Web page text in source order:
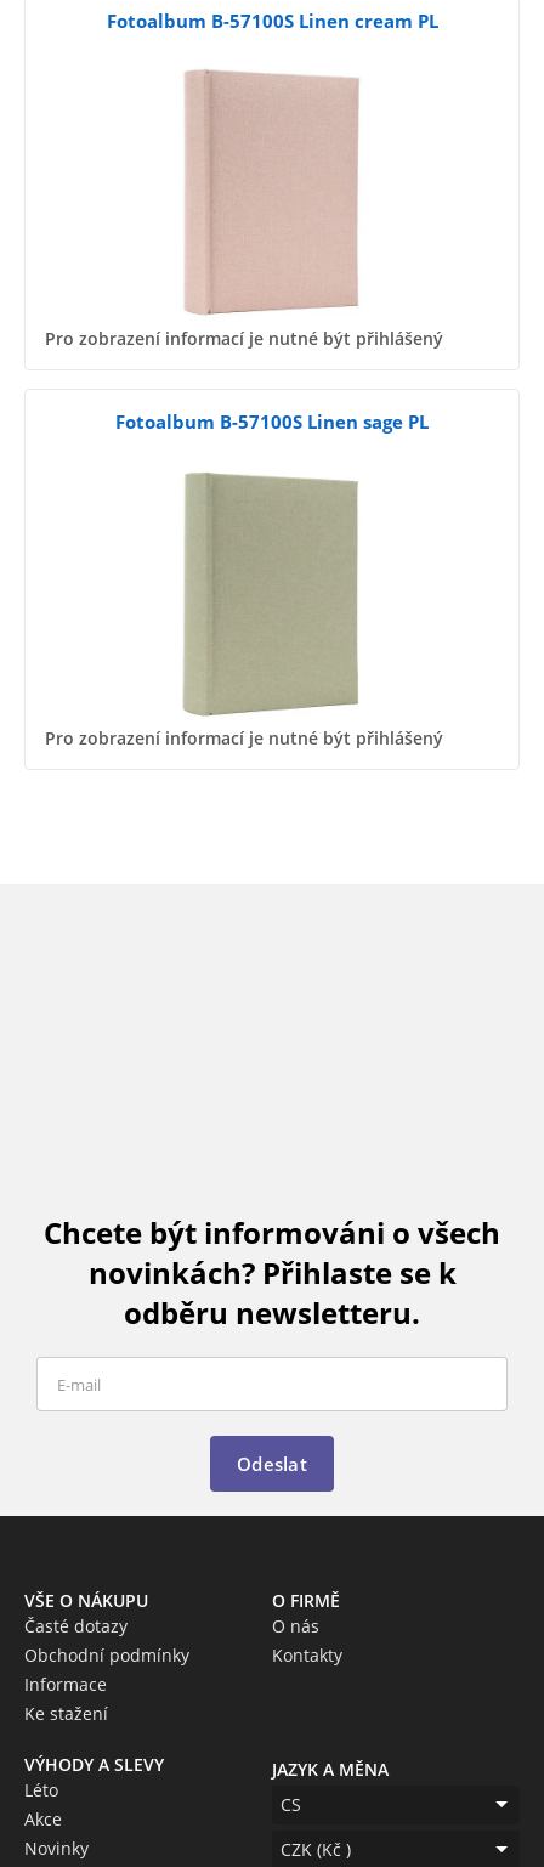
Fotoalbum B-57100S Linen cream PL
Pro zobrazení informací je nutné být přihlášený
Fotoalbum B-57100S Linen sage PL
Pro zobrazení informací je nutné být přihlášený
Chcete být informováni o všech
novinkách? Přihlaste se k
odběru newsletteru.
Odeslat
VŠE O NÁKUPU
Časté dotazy
Obchodní podmínky
Informace
Ke stažení
O FIRMĚ
O nás
Kontakty
VÝHODY A SLEVY
Léto
Akce
Novinky
JAZYK A MĚNA
CS
CZK (Kč )